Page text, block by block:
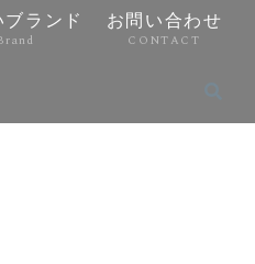
ランド お問い合わせ
CONTACT